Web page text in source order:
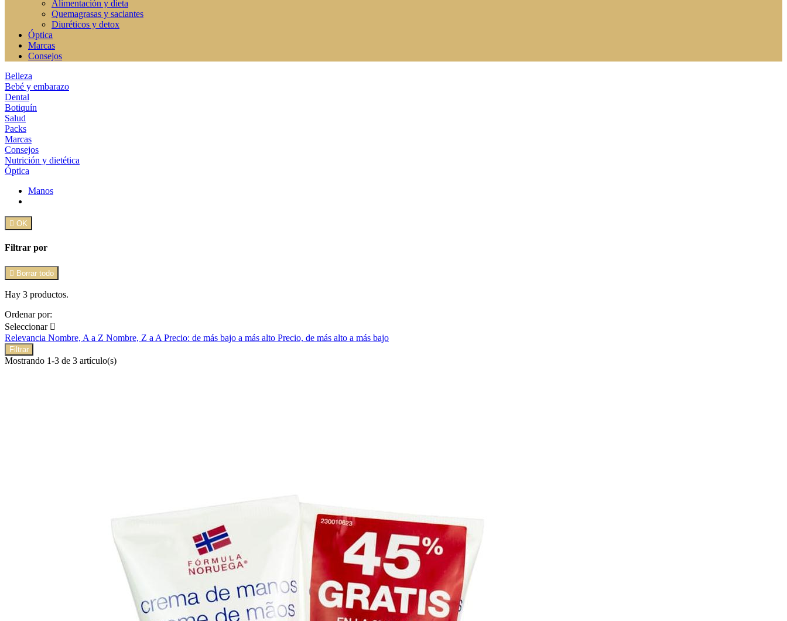
Alimentación y dieta
Quemagrasas y saciantes
Diuréticos y detox
Óptica
Marcas
Consejos
Belleza
Bebé y embarazo
Dental
Botiquín
Salud
Packs
Marcas
Consejos
Nutrición y dietética
Óptica
Manos
 OK
Filtrar por
 Borrar todo
Hay 3 productos.
Ordenar por:
Seleccionar 
Relevancia Nombre, A a Z Nombre, Z a A Precio: de más bajo a más alto Precio, de más alto a más bajo
Filtrar
Mostrando 1-3 de 3 artículo(s)